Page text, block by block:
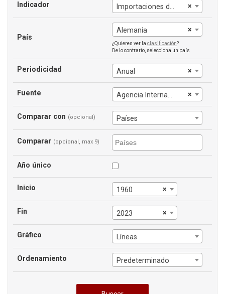
Indicador ×
Importaciones de energía (% del uso de energía)
País
×
Alemania
¿Quieres ver laclasificación?
De lo contrario, selecciona un país
Periodicidad ×
Anual
Fuente ×
Agencia Internacional de la Energía
Comparar con (opcional) Países
Comparar (opcional, max 9)
Año único
Inicio ×
1960
Fin ×
2023
Gráfico Líneas
Ordenamiento Predeterminado